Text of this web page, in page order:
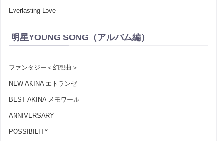
Everlasting Love
明星YOUNG SONG（アルバム編）
ファンタジー＜幻想曲＞
NEW AKINA エトランゼ
BEST AKINA メモワール
ANNIVERSARY
POSSIBILITY